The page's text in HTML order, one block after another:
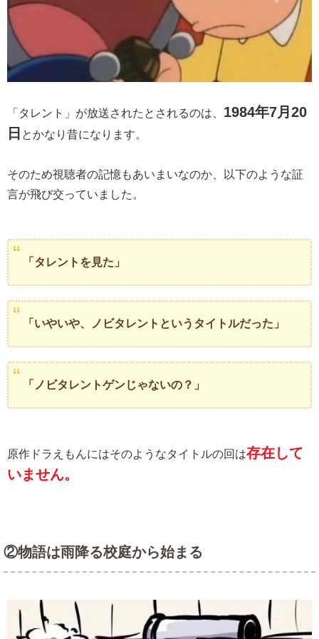
「タレント」が放送されたとされるのは、 1984年7月20
日 とかなり昔になります。
そのため視聴者の記憶もあいまいなのか、以下のような証
言が飛び交っていました。
「タレントを見た」
「いやいや、ノビタレントというタイトルだった」
「ノビタレントゲンじゃないの？」
原作ドラえもんにはそのようなタイトルの回は存在して
いません。
②物語は雨降る校庭から始まる